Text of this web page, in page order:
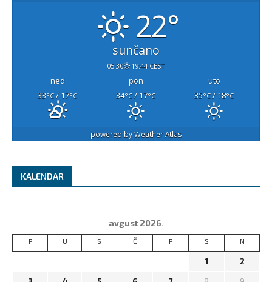
22°
sunčano
05:30 19:44 CEST
ned pon
uto
33°C / 17°C 34°C / 17°C 35°C / 18°C
powered byWeather Atlas
KALENDAR
avgust 2026.
P U S Č P S N
1 2